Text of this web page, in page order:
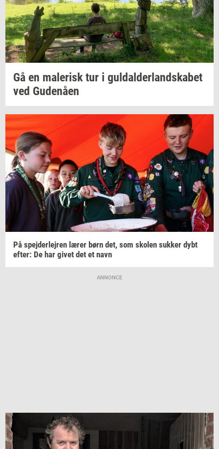
Gå en ma­le­risktur i gul­dal­der­land­ska­bet
ved Gu­denå­en
På spej­der­lej­ren lærer børn det, som sko­len suk­ker dybt
efter: De har givet det et navn
ANNONCE